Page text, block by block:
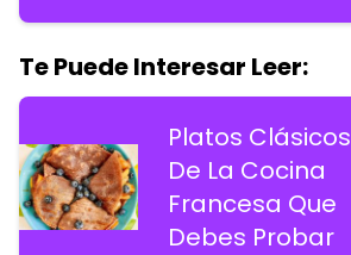
Te Puede Interesar Leer:
Platos Clásicos
De La Cocina
Francesa Que
Debes Probar